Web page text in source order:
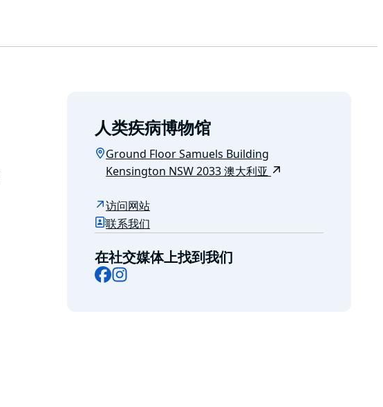
人类疾病博物馆
Ground Floor Samuels Building
Kensington NSW 2033 澳大利亚
访问网站
联系我们
在社交媒体上找到我们
Facebook